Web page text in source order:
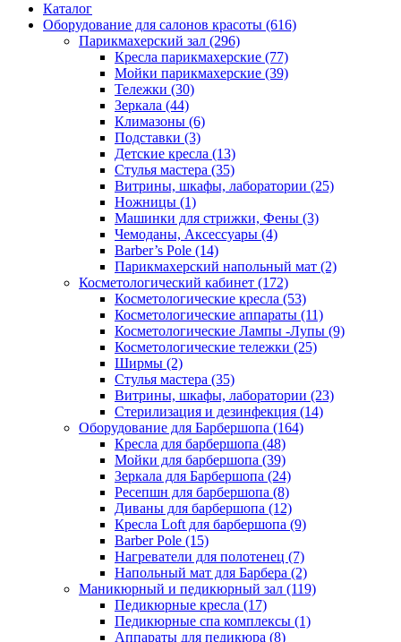
Каталог
Оборудование для салонов красоты (616)
Парикмахерский зал (296)
Кресла парикмахерские (77)
Мойки парикмахерские (39)
Тележки (30)
Зеркала (44)
Климазоны (6)
Подставки (3)
Детские кресла (13)
Стулья мастера (35)
Витрины, шкафы, лаборатории (25)
Ножницы (1)
Машинки для стрижки, Фены (3)
Чемоданы, Аксессуары (4)
Barber’s Pole (14)
Парикмахерский напольный мат (2)
Косметологический кабинет (172)
Косметологические кресла (53)
Косметологические аппараты (11)
Косметологические Лампы -Лупы (9)
Косметологические тележки (25)
Ширмы (2)
Стулья мастера (35)
Витрины, шкафы, лаборатории (23)
Стерилизация и дезинфекция (14)
Оборудование для Барбершопа (164)
Кресла для барбершопа (48)
Мойки для барбершопа (39)
Зеркала для Барбершопа (24)
Ресепшн для барбершопа (8)
Диваны для барбершопа (12)
Кресла Loft для барбершопа (9)
Barber Pole (15)
Нагреватели для полотенец (7)
Напольный мат для Барбера (2)
Маникюрный и педикюрный зал (119)
Педикюрные кресла (17)
Педикюрные спа комплексы (1)
Аппараты для педикюра (8)